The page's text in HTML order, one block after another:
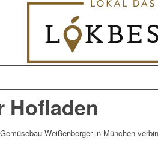
Hofladen
Weißenberger in München